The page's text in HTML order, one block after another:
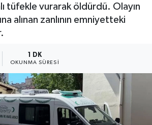
tüfekle vurarak öldürdü. Olayın
alınan zanlının emniyetteki
1 DK
OKUNMA SÜRESI